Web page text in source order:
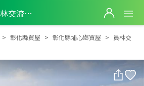
員林交流道旁大地坪乙工建地
員林交流道旁大地坪乙工建地
彰化縣買屋 彰化縣埔心鄉買屋
員林交